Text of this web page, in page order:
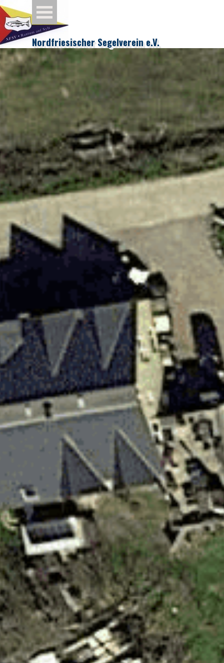
Direkt zum Seiteninhalt
Nordfriesischer Segelverein e.V.
Menü überspringen